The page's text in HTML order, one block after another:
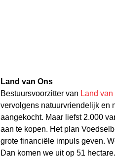
Land van Ons
Bestuursvoorzitter van Land van
vervolgens natuurvriendelijk en
aangekocht. Maar liefst 2.000
aan te kopen. Het plan
grote financiële impuls geven.
Dan komen we uit op 51